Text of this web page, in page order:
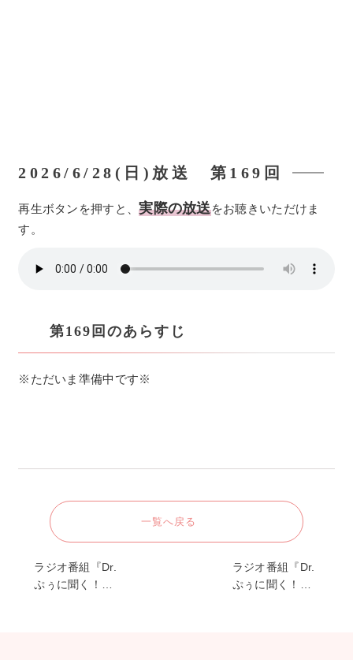
2026/6/28(日)放送 第169回
再生ボタンを押すと、実際の放送をお聴きいただけま
す。
第169回のあらすじ
※ただいま準備中です※
一覧へ戻る
ラジオ番組『Dr.
ぷぅに聞く！…
ラジオ番組『Dr.
ぷぅに聞く！…